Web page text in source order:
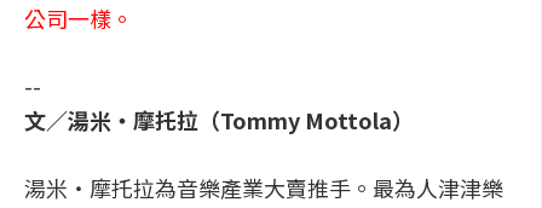
公司一樣。
--
文／湯米‧摩托拉（Tommy Mottola）
湯米‧摩托拉為音樂產業大賣推手。最為人津津樂